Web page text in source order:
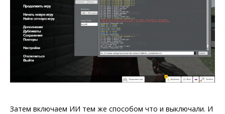
Затем включаем ИИ тем же способом что и выключали. И